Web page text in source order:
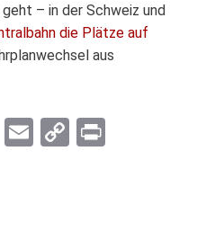
– in der Schweiz und
die Plätze auf
aus
Messenger
Email
Copy